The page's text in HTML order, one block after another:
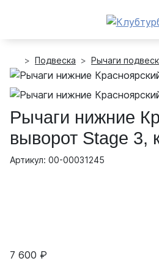
Подвеска Рычаги
Рычаги нижние
выворот Stage 3,
Артикул: 00-00031245
7 600 ₽